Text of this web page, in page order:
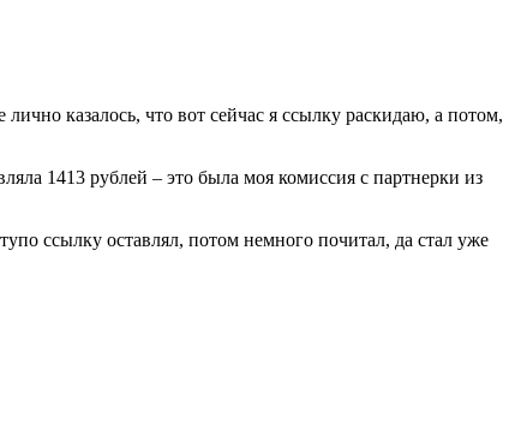
казалось, что вот сейчас я ссылку раскидаю, а потом,
1413 рублей – это была моя комиссия с партнерки из
ссылку оставлял, потом немного почитал, да стал уже